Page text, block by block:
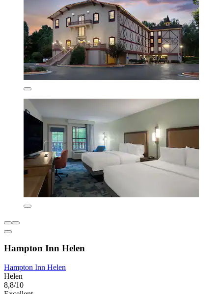
Hampton Inn Helen
Hampton Inn Helen
Helen
8,8/10